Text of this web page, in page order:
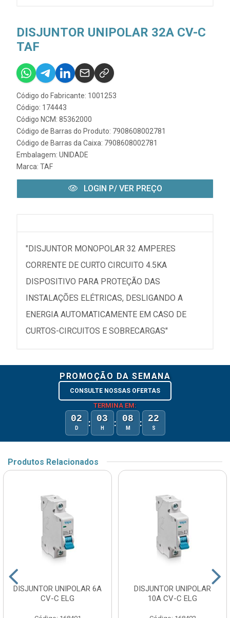
DISJUNTOR UNIPOLAR 32A CV-C
TAF
Código do Fabricante: 1001253
Código: 174443
Código NCM: 85362000
Código de Barras do Produto: 7908608002781
Código de Barras da Caixa: 7908608002781
Embalagem: UNIDADE
Marca: TAF
LOGIN P/ VER PREÇO
"DISJUNTOR MONOPOLAR 32 AMPERES
CORRENTE DE CURTO CIRCUITO 4.5KA
DISPOSITIVO PARA PROTEÇÃO DAS
INSTALAÇÕES ELÉTRICAS, DESLIGANDO A
ENERGIA AUTOMATICAMENTE EM CASO DE
CURTOS-CIRCUITOS E SOBRECARGAS"
PROMOÇÃO DA SEMANA
CONSULTE NOSSAS OFERTAS
TERMINA EM:
02
D : 03
H : 08
M : 22
S
Produtos Relacionados
DISJUNTOR UNIPOLAR 6A
CV-C ELG
DISJUNTOR UNIPOLAR
10A CV-C ELG